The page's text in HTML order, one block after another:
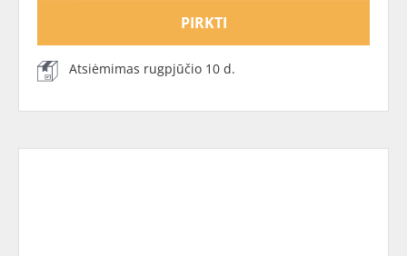
PIRKTI
Atsiėmimas rugpjūčio 10 d.